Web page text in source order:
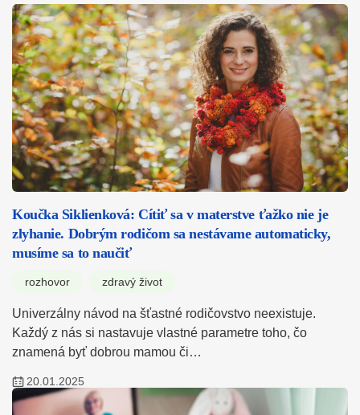
Koučka Siklienková: Cítiť sa v materstve ťažko nie je
zlyhanie. Dobrým rodičom sa nestávame automaticky,
musíme sa to naučiť
rozhovor zdravý život
Univerzálny návod na šťastné rodičovstvo neexistuje.
Každý z nás si nastavuje vlastné parametre toho, čo
znamená byť dobrou mamou či…
20.01.2025